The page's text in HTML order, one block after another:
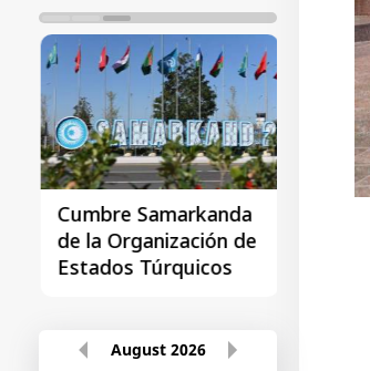
Cumbre Samarkanda
de la Organización de
Estados Túrquicos
August 2026